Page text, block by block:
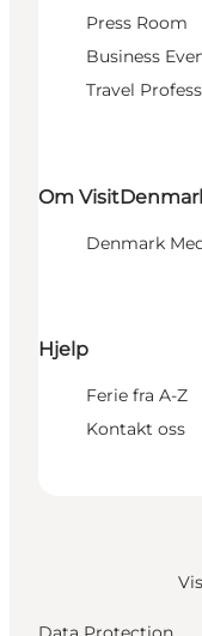
Press Room
Business
Travel
Om
Denmark
Hjelp
Ferie fra A-Z
Kontakt oss